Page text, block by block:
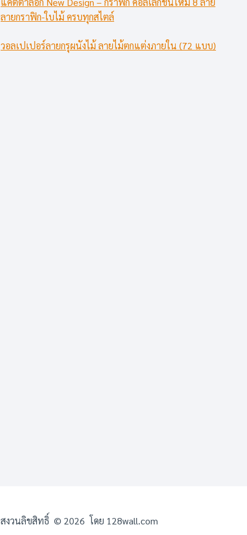
ลายกราฟิก-ใบไม้ ครบทุกสไตล์
วอลเปเปอร์ลายกรุผนังไม้ ลายไม้ตกแต่งภายใน (72 แบบ)
สงวนลิขสิทธิ์ © 2026 โดย 128wall.com